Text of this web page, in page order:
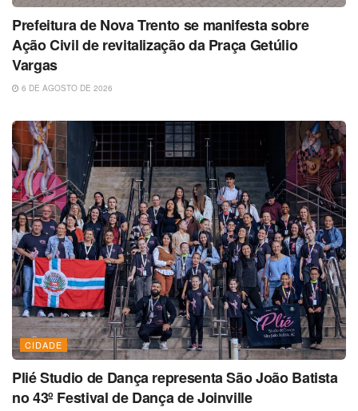
Prefeitura de Nova Trento se manifesta sobre
Ação Civil de revitalização da Praça Getúlio
Vargas
6 DE AGOSTO DE 2026
CIDADE
Plié Studio de Dança representa São João Batista
no 43º Festival de Dança de Joinville